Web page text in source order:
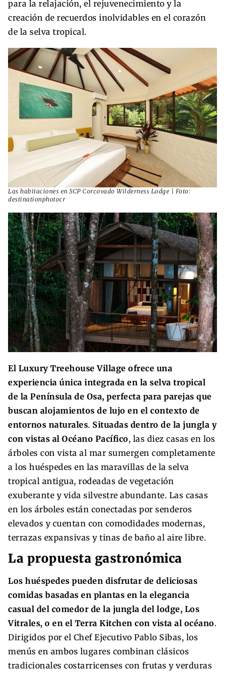
para la relajación, el rejuvenecimiento y la
creación de recuerdos inolvidables en el corazón
de la selva tropical.
Las habitaciones en SCP Corcovado Wilderness Lodge | Foto:
destinationphotocr
El Luxury Treehouse Village ofrece una
experiencia única integrada en la selva tropical
de la Península de Osa, perfecta para parejas que
buscan alojamientos de lujo en el contexto de
entornos naturales. Situadas dentro de la jungla y
con vistas al Océano Pacífico, las diez casas en los
árboles con vista al mar sumergen completamente
a los huéspedes en las maravillas de la selva
tropical antigua, rodeadas de vegetación
exuberante y vida silvestre abundante. Las casas
en los árboles están conectadas por senderos
elevados y cuentan con comodidades modernas,
terrazas expansivas y tinas de baño al aire libre.
La propuesta gastronómica
Los huéspedes pueden disfrutar de deliciosas
comidas basadas en plantas en la elegancia
casual del comedor de la jungla del lodge, Los
Vitrales, o en el Terra Kitchen con vista al océano.
Dirigidos por el Chef Ejecutivo Pablo Sibas, los
menús en ambos lugares combinan clásicos
tradicionales costarricenses con frutas y verduras